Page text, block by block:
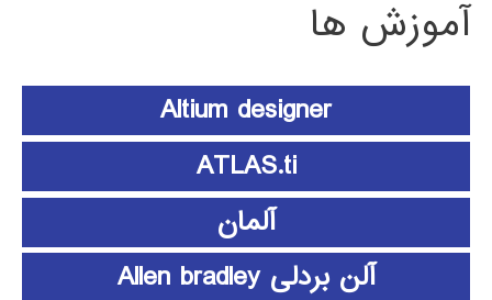
آموزش ها
Altium designer
ATLAS.ti
آلمان
آلن بردلی Allen bradley